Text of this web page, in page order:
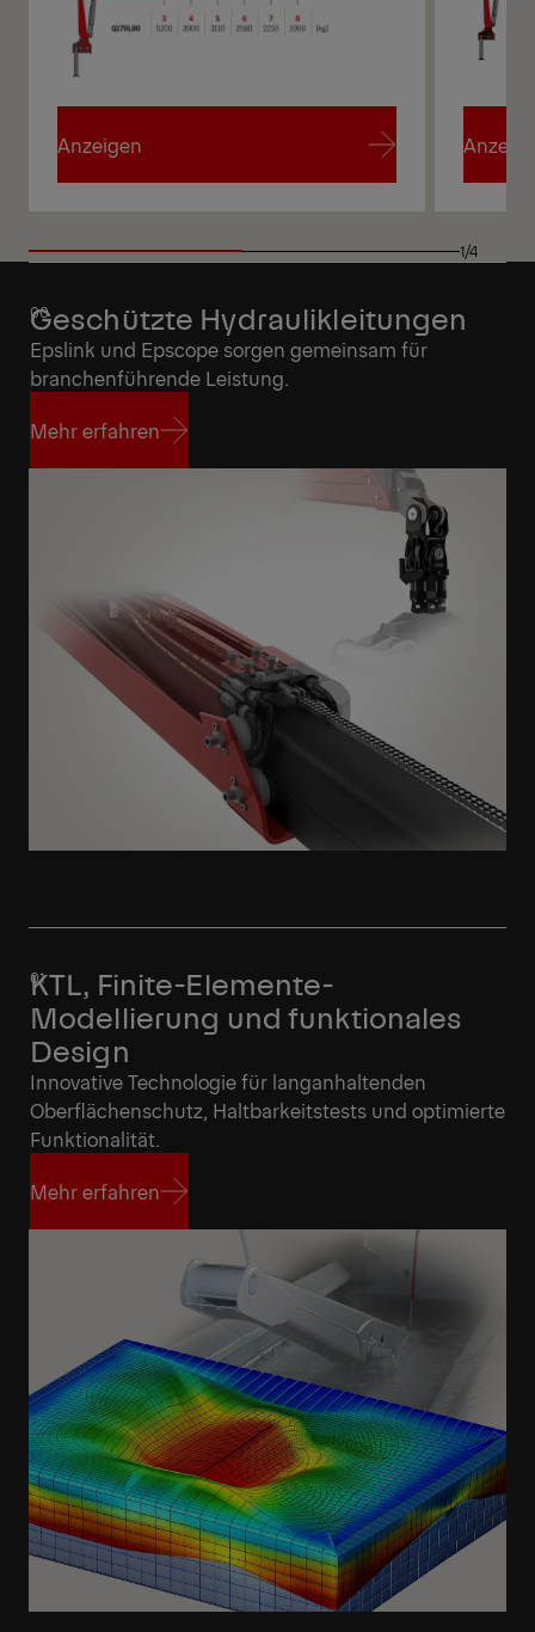
Anzeigen
1/4
Geschützte Hydraulikleitungen
Epslink und Epscope sorgen gemeinsam für
branchenführende Leistung.
Mehr erfahren
KTL, Finite-Elemente-
Modellierung und funktionales
Design
Innovative Technologie für langanhaltenden
Oberflächenschutz, Haltbarkeitstests und optimierte
Funktionalität.
Mehr erfahren